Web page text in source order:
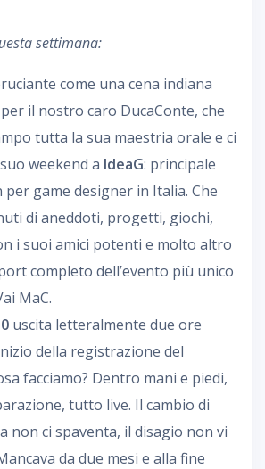
settimana:
come una cena indiana
il nostro caro DucaConte, che
tutta la sua maestria orale e ci
weekend a IdeaG: principale
game designer in Italia. Che
di aneddoti, progetti, giochi,
i suoi amici potenti e molto altro
completo dell’evento più unico
MaC.
uscita letteralmente due ore
della registrazione del
facciamo? Dentro mani e piedi,
tutto live. Il cambio di
non ci spaventa, il disagio non vi
da due mesi e alla fine